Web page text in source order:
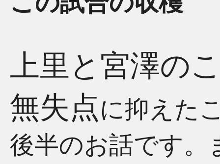
上里と宮澤の
無失点に抑えた
後半のお話です。